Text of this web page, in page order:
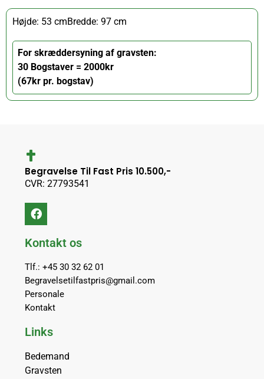
Højde: 53 cmBredde: 97 cm
For skræddersyning af gravsten:
30 Bogstaver = 2000kr
(67kr pr. bogstav)
Begravelse Til Fast Pris 10.500,-
CVR: 27793541
Kontakt os
Tlf.: +45 30 32 62 01
Begravelsetilfastpris@gmail.com
Personale
Kontakt
Links
Bedemand
Gravsten